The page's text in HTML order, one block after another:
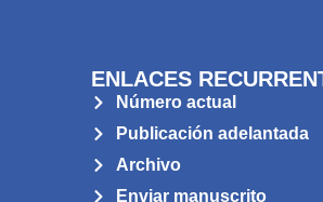
ENLACES
Número actual
Publicación adelantada
Archivo
Enviar manuscrito